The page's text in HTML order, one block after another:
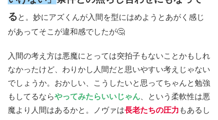
る と。妙にアズくんが入間を型にはめようとあがく感じ
があってそこが違和感でしたが🤔
入間の考え方は悪魔にとっては突拍子もないことかもしれ
なかったけど、わりかし人間だと思いやすい考えじゃない
でしょうか。おかしい、こうしたいと思ってちゃんと勉強
もしてるならやってみたらいいじゃん 、という柔軟性は悪
魔より人間はあるかと。ノヴァは長老たちの圧力 もあるし